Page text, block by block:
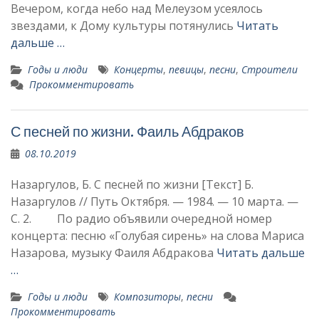
Вечером, когда небо над Мелеузом усея­лось
звездами, к Дому куль­туры потянулись Читать
дальше …
Годы и люди Концерты, певицы, песни, Строители
Прокомментировать
С песней по жизни. Фаиль Абдраков
08.10.2019
Назаргулов, Б. С песней по жизни [Текст] Б.
Назаргулов // Путь Октября. — 1984. — 10 марта. —
С. 2. По радио объявили очередной номер
концерта: песню «Голубая сирень» на слова Мариса
Назарова, музыку Фаиля Абдракова Читать дальше
…
Годы и люди Композиторы, песни
Прокомментировать